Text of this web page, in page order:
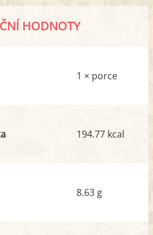
HODNOTY
1 × porce
194.77 kcal
8.63 g